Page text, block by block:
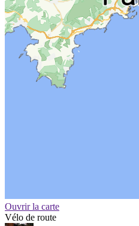
Ouvrir la carte
Vélo de route